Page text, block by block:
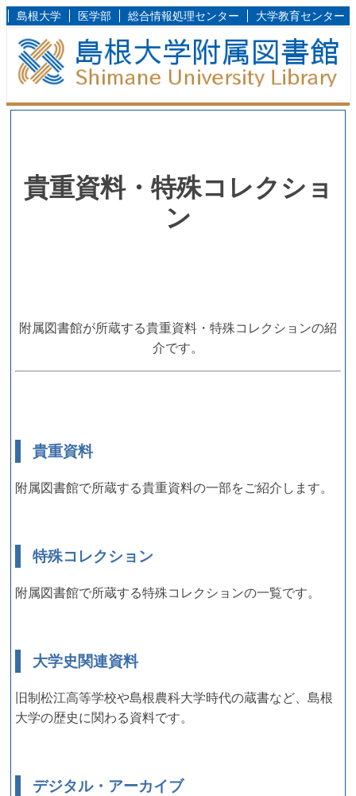
島根大学 医学部 総合情報処理センター 大学教育センター
貴重資料・特殊コレクショ
ン
附属図書館が所蔵する貴重資料・特殊コレクションの紹
介です。
貴重資料
附属図書館で所蔵する貴重資料の一部をご紹介します。
特殊コレクション
附属図書館で所蔵する特殊コレクションの一覧です。
大学史関連資料
旧制松江高等学校や島根農科大学時代の蔵書など、島根
大学の歴史に関わる資料です。
デジタル・アーカイブ